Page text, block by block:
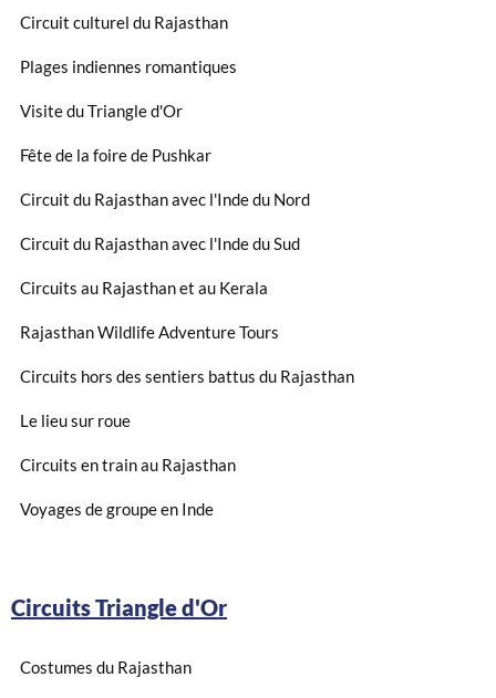
Circuit culturel du Rajasthan
Plages indiennes romantiques
Visite du Triangle d'Or
Fête de la foire de Pushkar
Circuit du Rajasthan avec l'Inde du Nord
Circuit du Rajasthan avec l'Inde du Sud
Circuits au Rajasthan et au Kerala
Rajasthan Wildlife Adventure Tours
Circuits hors des sentiers battus du Rajasthan
Le lieu sur roue
Circuits en train au Rajasthan
Voyages de groupe en Inde
Circuits Triangle d'Or
Costumes du Rajasthan